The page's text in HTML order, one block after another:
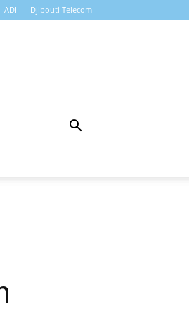
ADI Djibouti Telecom